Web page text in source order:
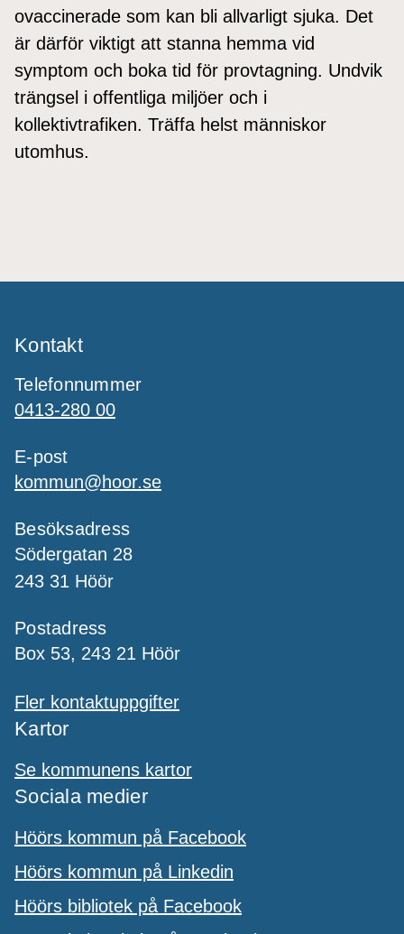
ovaccinerade som kan bli allvarligt sjuka. Det
är därför viktigt att stanna hemma vid
symptom och boka tid för provtagning. Undvik
trängsel i offentliga miljöer och i
kollektivtrafiken. Träffa helst människor
utomhus.
Kontakt
Telefonnummer
0413-280 00
E-post
kommun@hoor.se
Besöksadress
Södergatan 28
243 31 Höör
Postadress
Box 53, 243 21 Höör
Fler kontaktuppgifter
Kartor
Se kommunens kartor
Sociala medier
Höörs kommun på Facebook
Höörs kommun på Linkedin
Höörs bibliotek på Facebook